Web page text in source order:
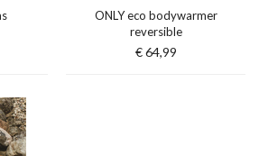
ONLY eco bodywarmer
reversible
€ 64,99